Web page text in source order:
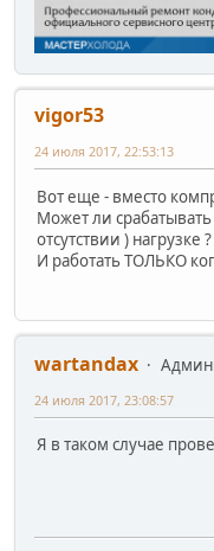
vigor53
24 июля 2017, 22:53:13
Вот еще - вместо
Может ли
отсутствии ) нагрузке
И работать ТОЛЬКО
wartandax
24 июля 2017, 23:08:57
Я в таком случае